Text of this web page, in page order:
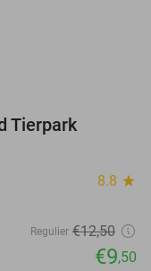
Tierpark
8.8 star
Regulier €12,50
€9,50